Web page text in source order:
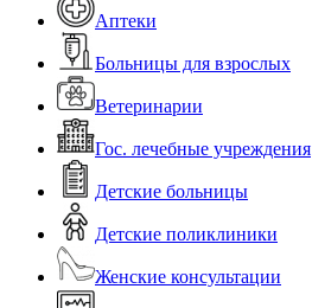
Аптеки
Больницы для взрослых
Ветеринарии
Гос. лечебные учреждения
Детские больницы
Детские поликлиники
Женские консультации